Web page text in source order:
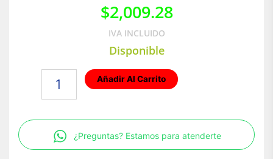
$2,009.28
IVA INCLUIDO
Disponible
Receptáculo
dúplex
TR
Añadir Al Carrito
¿Preguntas? Estamos para atenderte